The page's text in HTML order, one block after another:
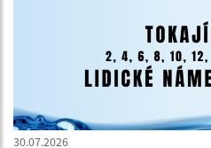
30.07.2026